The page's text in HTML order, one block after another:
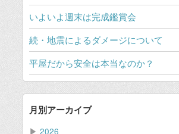
いよいよ週末は完成鑑賞会
続・地震によるダメージについて
平屋だから安全は本当なのか？
月別アーカイブ
▶ 2026